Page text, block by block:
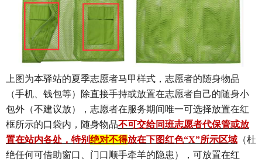
上图为本驿站的夏季志愿者马甲样式，志愿者的随身物品
（手机、钱包等）除直接手持或放置在志愿者自己的随身小
包外（不建议放），志愿者在服务期间唯一可选择放置在红
框所示的口袋内，随身物品不可交给同班志愿者代保管或放
置在站内各处，特别绝对不得放在下图红色“X”所示区域 （杜
绝任何可借助窗口、门口顺手牵羊的隐患），可放置在红